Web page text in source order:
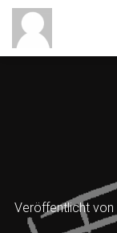
Veröffentlicht von